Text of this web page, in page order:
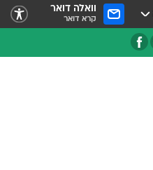
וואלה דואר
קרא דואר